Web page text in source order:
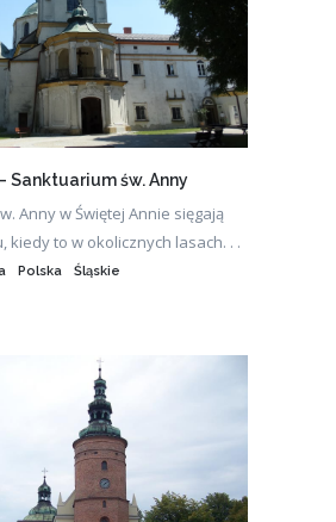
Sanktuarium św. Anny
Anny w Świętej Annie sięgają
kiedy to w okolicznych lasach. . .
Polska Śląskie